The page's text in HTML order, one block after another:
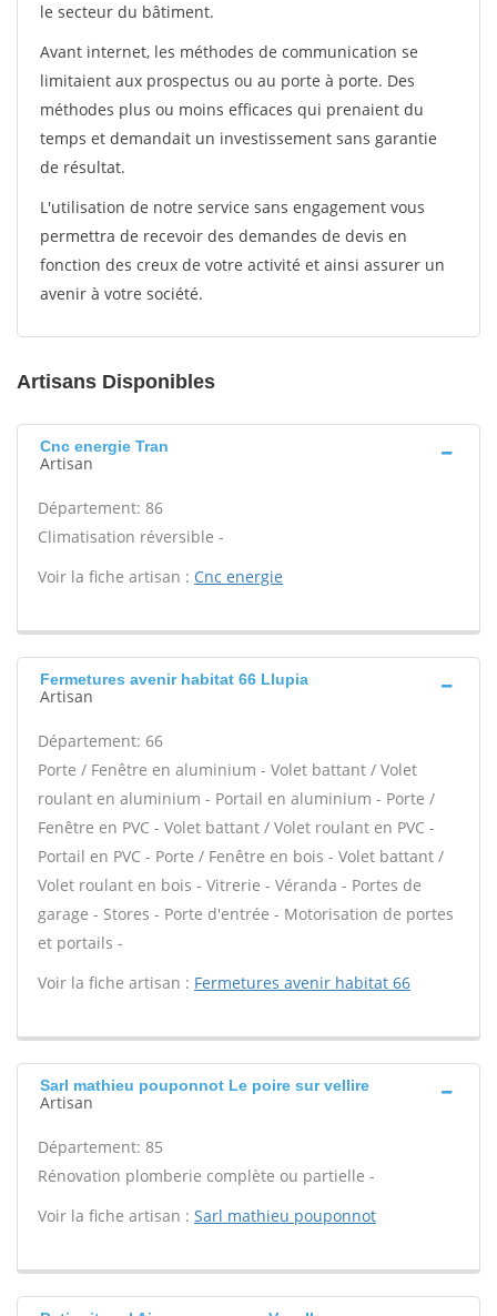
le secteur du bâtiment.
Avant internet, les méthodes de communication se
limitaient aux prospectus ou au porte à porte. Des
méthodes plus ou moins efficaces qui prenaient du
temps et demandait un investissement sans garantie
de résultat.
L'utilisation de notre service sans engagement vous
permettra de recevoir des demandes de devis en
fonction des creux de votre activité et ainsi assurer un
avenir à votre société.
Artisans Disponibles
Cnc energie Tran
Artisan
Département: 86
Climatisation réversible -
Voir la fiche artisan : Cnc energie
Fermetures avenir habitat 66 Llupia
Artisan
Département: 66
Porte / Fenêtre en aluminium - Volet battant / Volet
roulant en aluminium - Portail en aluminium - Porte /
Fenêtre en PVC - Volet battant / Volet roulant en PVC -
Portail en PVC - Porte / Fenêtre en bois - Volet battant /
Volet roulant en bois - Vitrerie - Véranda - Portes de
garage - Stores - Porte d'entrée - Motorisation de portes
et portails -
Voir la fiche artisan : Fermetures avenir habitat 66
Sarl mathieu pouponnot Le poire sur vellire
Artisan
Département: 85
Rénovation plomberie complète ou partielle -
Voir la fiche artisan : Sarl mathieu pouponnot